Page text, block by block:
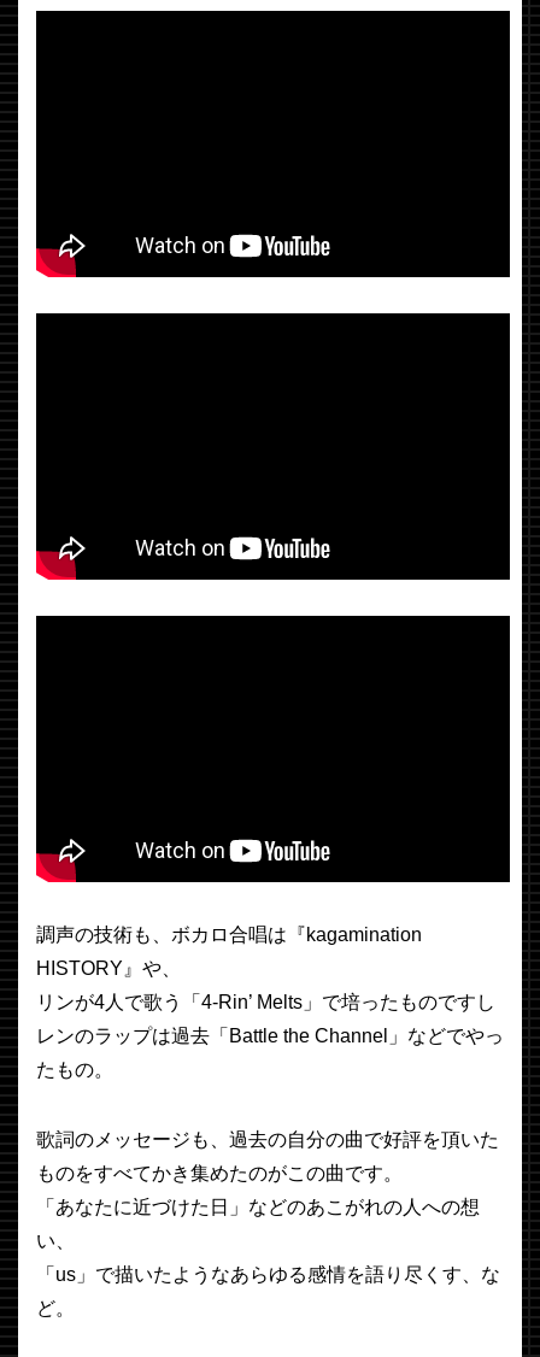
調声の技術も、ボカロ合唱は『kagamination
HISTORY』や、
リンが4人で歌う「4-Rin’ Melts」で培ったものですし
レンのラップは過去「Battle the Channel」などでやっ
たもの。
歌詞のメッセージも、過去の自分の曲で好評を頂いた
ものをすべてかき集めたのがこの曲です。
「あなたに近づけた日」などのあこがれの人への想
い、
「us」で描いたようなあらゆる感情を語り尽くす、な
ど。